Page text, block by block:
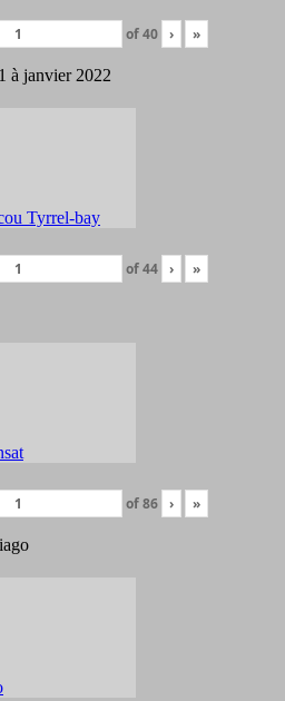
of40 › »
à janvier 2022
of44 › »
of86 › »